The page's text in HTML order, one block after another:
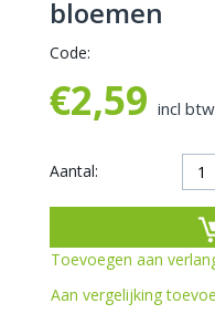
bloemen
Code:
€2,59 incl btw
Aantal:
Toevoegen aan
Aan vergelijking